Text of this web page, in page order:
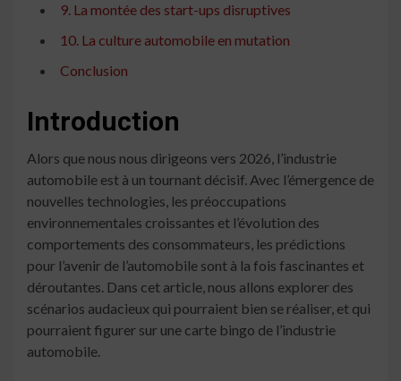
9. La montée des start-ups disruptives
10. La culture automobile en mutation
Conclusion
Introduction
Alors que nous nous dirigeons vers 2026, l’industrie
automobile est à un tournant décisif. Avec l’émergence de
nouvelles technologies, les préoccupations
environnementales croissantes et l’évolution des
comportements des consommateurs, les prédictions
pour l’avenir de l’automobile sont à la fois fascinantes et
déroutantes. Dans cet article, nous allons explorer des
scénarios audacieux qui pourraient bien se réaliser, et qui
pourraient figurer sur une carte bingo de l’industrie
automobile.